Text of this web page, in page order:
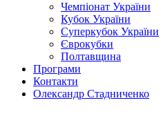
Чемпіонат України
Кубок України
Суперкубок України
Єврокубки
Полтавщина
Програми
Контакти
Олександр Стадниченко